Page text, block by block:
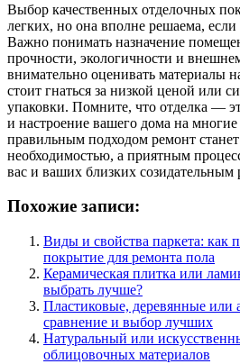
Выбор качественных отделочных
легких, но она вполне решаема,
Важно понимать назначение
прочности, экологичности и
внимательно оценивать материалы
стоит гнаться за низкой ценой или
упаковки. Помните, что отделка —
и настроение вашего дома на
правильным подходом ремонт
необходимостью, а приятным
вас и ваших близких созидательным
Похожие записи:
Виды и свойства паркета: как
покрытие для ремонта пола
Керамическая плитка или
выбрать лучше?
Пластиковые, деревянные
сравнение и выбор лучших
Натуральный или
облицовочных материалов